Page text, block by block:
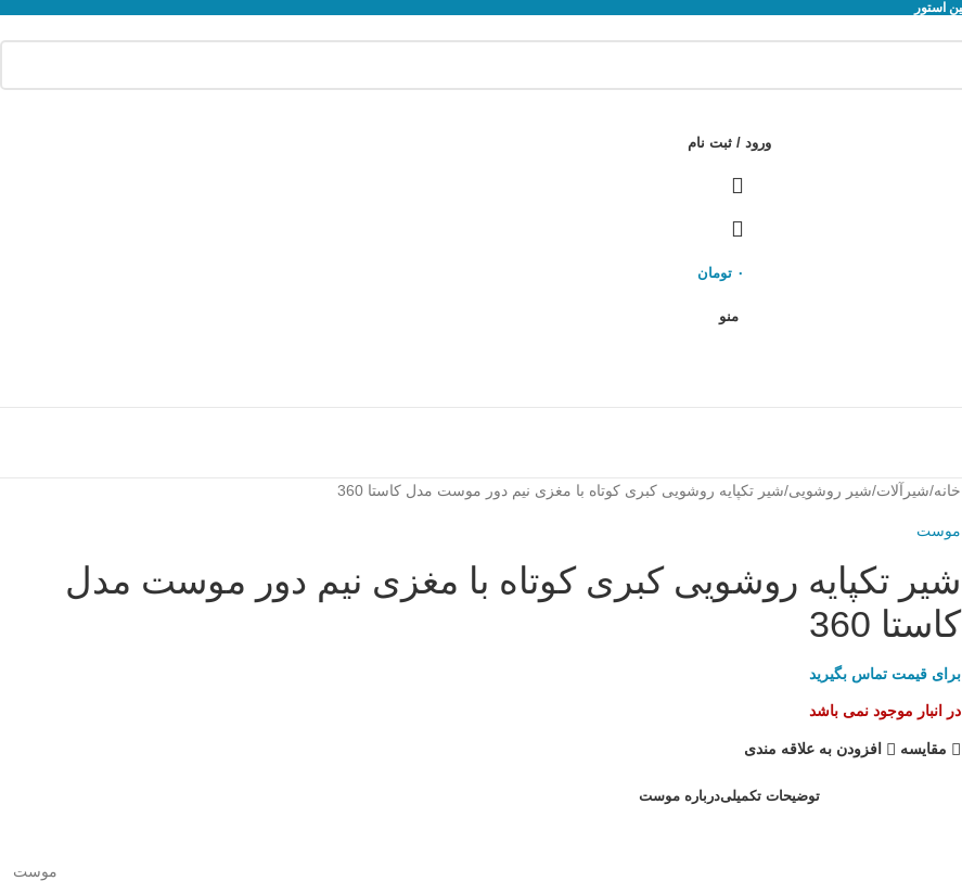
ورود / ثبت نام
۰ تومان
منو
خانه شیرآلات شیر روشویی شیر تکپایه روشویی کبری کوتاه با مغزی نیم دور موست مدل کاستا 360
موست
شیر تکپایه روشویی کبری کوتاه با مغزی نیم دور موست مدل
کاستا 360
برای قیمت تماس بگیرید
در انبار موجود نمی باشد
مقایسه افزودن به علاقه مندی
توضیحات تکمیلیدرباره موست
موست